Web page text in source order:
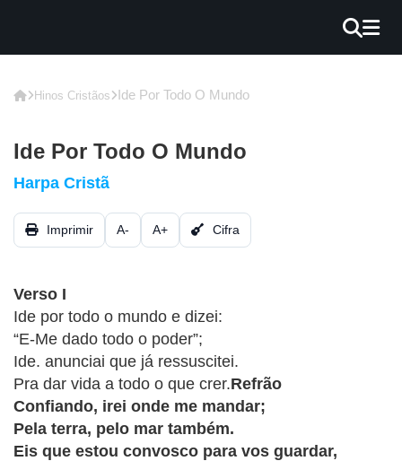
GRÁTIS
GUITAR
CIFRA
VÍDEO
HINOS
CRISTÃOS
TEORIA
Hinos Cristãos Ide Por Todo O Mundo
Ide Por Todo O Mundo
Harpa Cristã
Imprimir A- A+ Cifra
Verso I
Ide por todo o mundo e dizei:
“E-Me dado todo o poder”;
Ide. anunciai que já ressuscitei.
Pra dar vida a todo o que crer.Refrão
Confiando, irei onde me mandar;
Pela terra, pelo mar também.
Eis que estou convosco para vos guardar,